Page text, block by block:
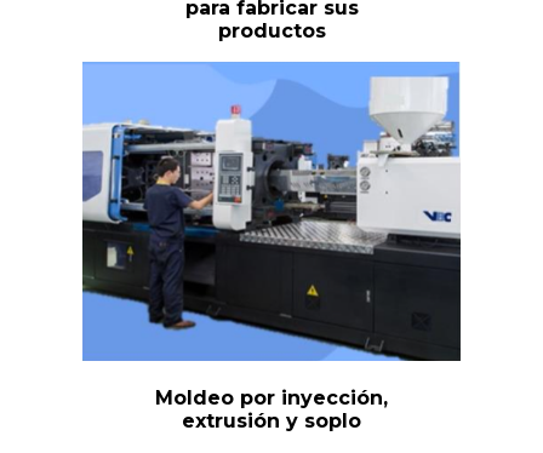
para fabricar sus
productos
Moldeo por inyección,
extrusión y soplo